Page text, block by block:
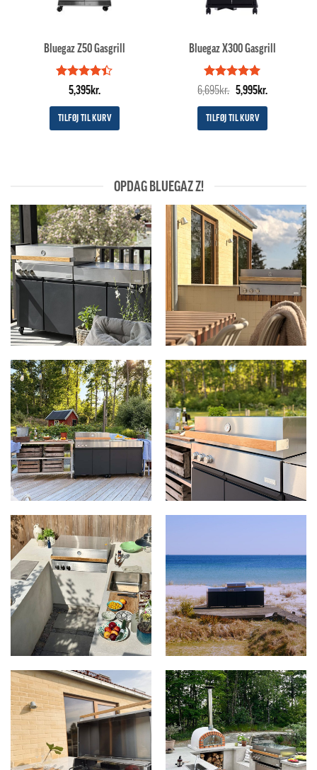
Bluegaz Z50 Gasgrill
Vurderet
ud af
5
5,395kr.
TILFØJ TIL KURV
Bluegaz X300 Gasgrill
Vurderet5
ud af 5
6,695kr. Den
pris
var:
5,995kr.
TILFØJ TIL KURV
OPDAG BLUEGAZ Z!